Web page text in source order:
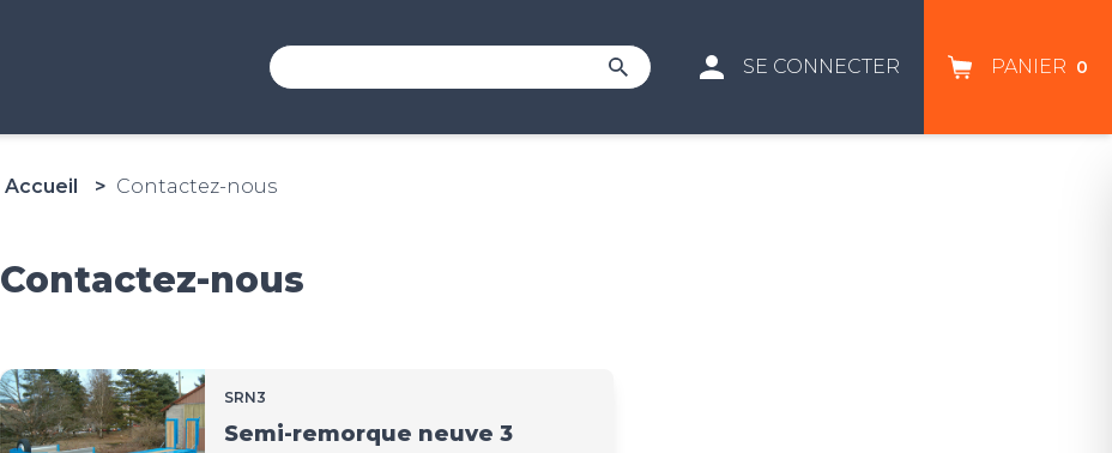
SE CONNECTER PANIER 0
Accueil Contactez-nous
Contactez-nous
SRN3
Semi-remorque neuve 3